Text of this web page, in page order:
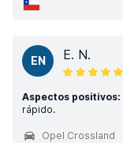
EN E. N.
Aspectos positivos:
rápido.
Opel Crossland